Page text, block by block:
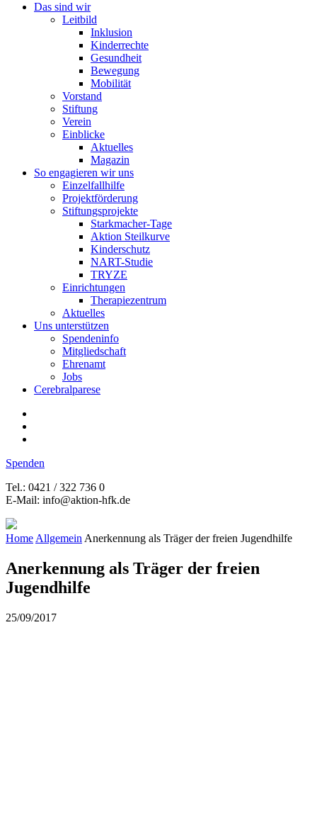
Das sind wir
Leitbild
Inklusion
Kinderrechte
Gesundheit
Bewegung
Mobilität
Vorstand
Stiftung
Verein
Einblicke
Aktuelles
Magazin
So engagieren wir uns
Einzelfallhilfe
Projektförderung
Stiftungsprojekte
Starkmacher-Tage
Aktion Steilkurve
Kinderschutz
NART-Studie
TRYZE
Einrichtungen
Therapiezentrum
Aktuelles
Uns unterstützen
Spendeninfo
Mitgliedschaft
Ehrenamt
Jobs
Cerebralparese
Spenden
Tel.: 0421 / 322 736 0
E-Mail: info@aktion-hfk.de
Home Allgemein Anerkennung als Träger der freien Jugendhilfe
Anerkennung als Träger der freien
Jugendhilfe
25/09/2017